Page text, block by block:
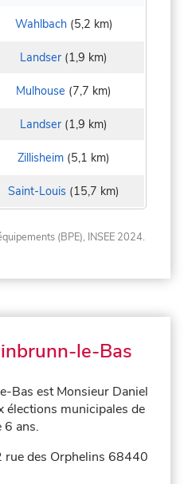
Wahlbach(5,2 km)
Landser (1,9 km)
Mulhouse (7,7 km)
Landser (1,9 km)
Zillisheim (5,1 km)
Saint-Louis (15,7 km)
(BPE), INSEE 2024.
le-Bas
Bas est Monsieur Daniel
élections municipales de
6 ans.
rue des Orphelins 68440